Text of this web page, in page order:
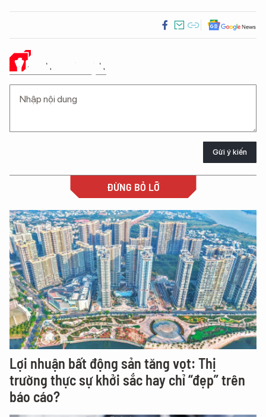
Ý KIẾN CỦA BẠN
Gửi ý kiến
ĐỪNG BỎ LỠ
Lợi nhuận bất động sản tăng vọt: Thị
trường thực sự khởi sắc hay chỉ “đẹp” trên
báo cáo?